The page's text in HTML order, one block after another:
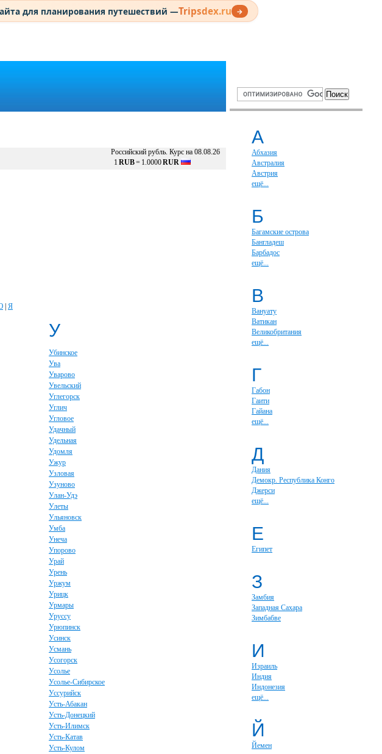
для планирования путешествий —Tripsdex.ru →
Российский рубль. Курс на 08.08.26
1 RUB= 1.0000RUR
Я
У
Убинское
Ува
Уварово
Увельский
Углегорск
Углич
Угловое
Удачный
Удельная
Удомля
Ужур
Узловая
Узуново
Улан-Удэ
Улеты
Ульяновск
Умба
Унеча
Упорово
Урай
Урень
Уржум
Урицк
Урмары
Уруссу
Урюпинск
Усинск
Усмань
Усогорск
Усолье
Усолье-Сибирское
Уссурийск
Усть-Абакан
Усть-Донецкий
Усть-Илимск
Усть-Катав
Усть-Кулом
А
Абхазия
Австралия
Австрия
ещё...
Б
Багамские острова
Бангладеш
Барбадос
ещё...
В
Вануату
Ватикан
Великобритания
ещё...
Г
Габон
Гаити
Гайана
ещё...
Д
Дания
Демокр. Республика Конго
Джерси
ещё...
Е
Египет
З
Замбия
Западная Сахара
Зимбабве
И
Израиль
Индия
Индонезия
ещё...
Й
Йемен